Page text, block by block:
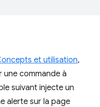
et utilisation,
une commande à
suivant injecte un
alerte sur la page